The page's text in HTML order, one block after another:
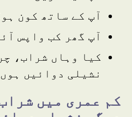
آپ کے ساتھ کون
آپ گھر کب واپس
کیا وہاں شراب،
نشیلی دوائیں
کم عمری میں